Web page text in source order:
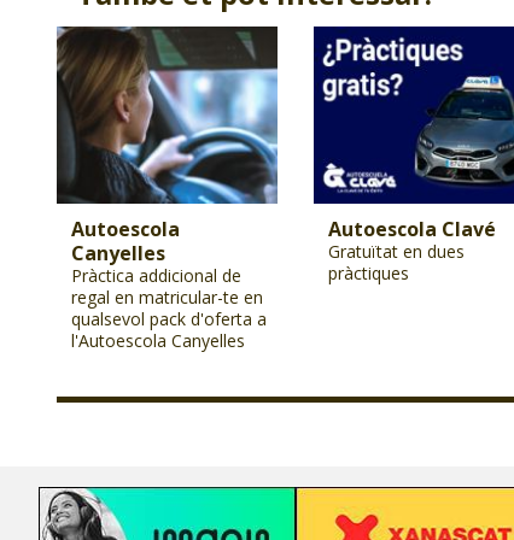
Autoescola
Canyelles
Pràctica addicional de
regal en matricular-te en
qualsevol pack d'oferta a
l'Autoescola Canyelles
Autoescola Clavé
Gratuïtat en dues
pràctiques